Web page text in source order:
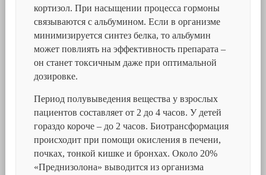
кортизол. При насыщении процесса гормоны
связываются с альбумином. Если в организме
минимизируется синтез белка, то альбумин
может повлиять на эффективность препарата –
он станет токсичным даже при оптимальной
дозировке.
Период полувыведения вещества у взрослых
пациентов составляет от 2 до 4 часов. У детей
гораздо короче – до 2 часов. Биотрансформация
происходит при помощи окисления в печени,
почках, тонкой кишке и бронхах. Около 20%
«Преднизолона» выводится из организма